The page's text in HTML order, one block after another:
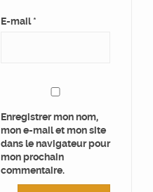
E-mail*
Enregistrer mon nom,
mon e-mail et mon site
dans le navigateur pour
mon prochain
commentaire.